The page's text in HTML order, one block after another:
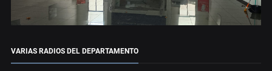
VARIAS RADIOS DEL DEPARTAMENTO